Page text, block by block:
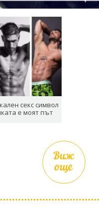
секс символ
е моят път
Виж
още